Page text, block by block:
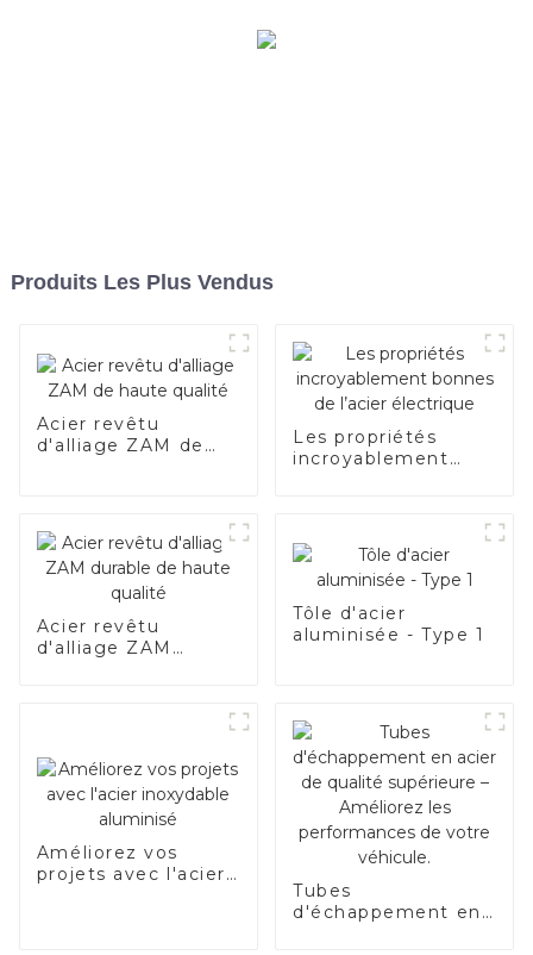
Produits Les Plus Vendus
Acier revêtu
d'alliage ZAM de
Les propriétés
incroyablement
Acier revêtu
d'alliage ZAM
Tôle d'acier
aluminisée - Type 1
Améliorez vos
projets avec l'acier
Tubes
d'échappement en